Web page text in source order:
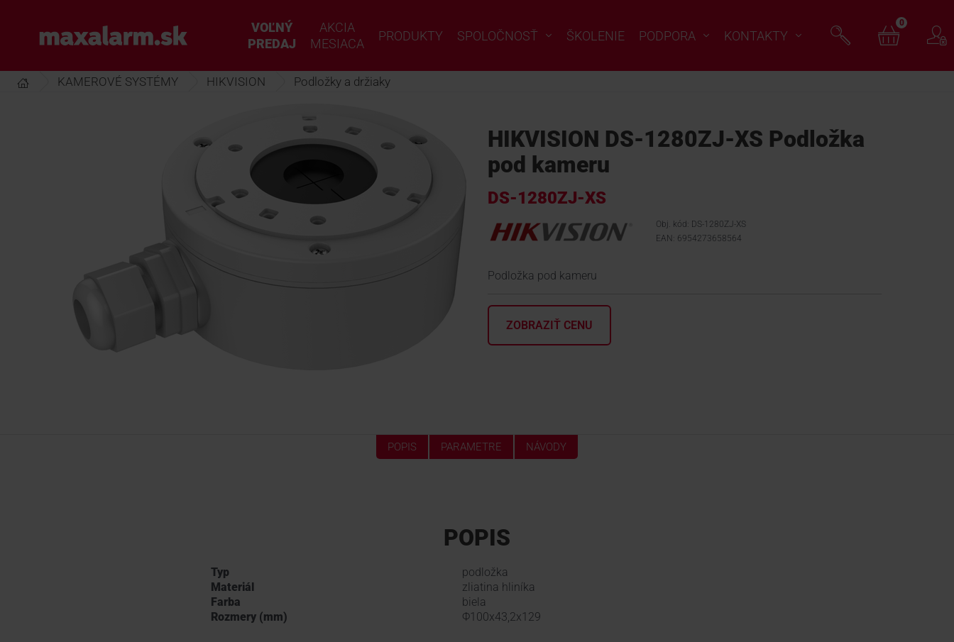
hlavnému
www.maxalarm.sk
VOĽNÝ
PREDAJ
AKCIA
MESIACA
PRODUKTY SPOLOČNOSŤ ŠKOLENIE PODPORA KONTAKTY
0
KAMEROVÉ SYSTÉMY HIKVISION Podložky a držiaky
HIKVISION DS-1280ZJ-XS Podložka
pod kameru
DS-1280ZJ-XS
Obj. kód: DS-1280ZJ-XS
EAN: 6954273658564
Podložka pod kameru
ZOBRAZIŤ CENU
POPIS PARAMETRE NÁVODY
POPIS
Typ
podložka
Materiál
zliatina hliníka
Farba
biela
Rozmery (mm)
Φ100x43,2x129